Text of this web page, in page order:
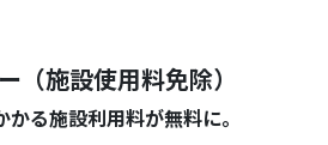
（施設使用料免除）
かる施設利用料が無料に。